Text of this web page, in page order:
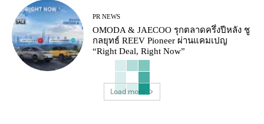
PR NEWS
OMODA & JAECOO รุกตลาดครึ่งปีหลัง ชู
กลยุทธ์ REEV Pioneer ผ่านแคมเปญ
“Right Deal, Right Now”
Load more